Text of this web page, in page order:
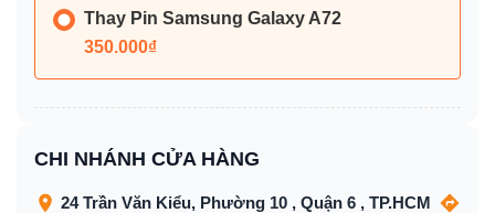
Thay Pin Samsung Galaxy A72
350.000₫
CHI NHÁNH CỬA HÀNG
24 Trần Văn Kiểu, Phường 10 , Quận 6 , TP.HCM